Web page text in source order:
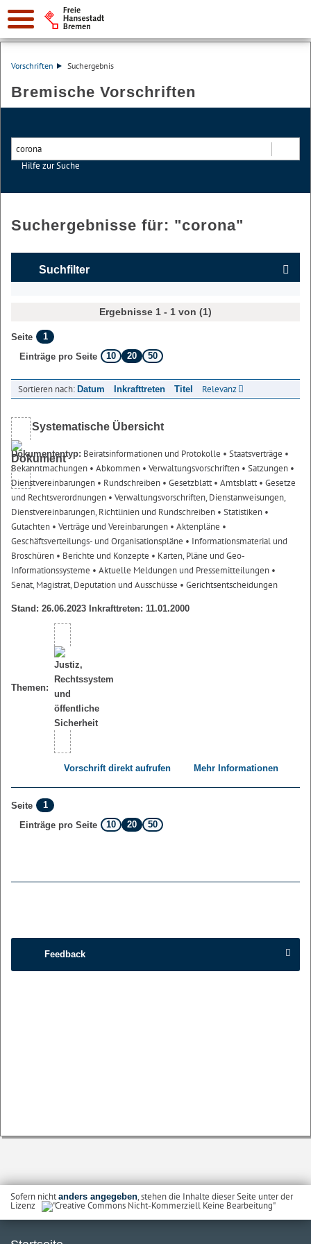
Vorschriften Suchergebnis
Bremische Vorschriften
Hilfe zur Suche
Suchergebnisse für: "corona"
Suchfilter
Ergebnisse 1 - 1 von (1)
Seite
1
Einträge pro Seite
10 20 50
Sortieren nach: Datum Inkrafttreten Titel Relevanz
Systematische Übersicht
Dokumententyp: Beiratsinformationen und Protokolle • Staatsverträge •
Bekanntmachungen • Abkommen • Verwaltungsvorschriften • Satzungen •
Dienstvereinbarungen • Rundschreiben • Gesetzblatt• Amtsblatt• Gesetze
und Rechtsverordnungen • Verwaltungsvorschriften, Dienstanweisungen,
Dienstvereinbarungen, Richtlinien und Rundschreiben • Statistiken •
Gutachten • Verträge und Vereinbarungen • Aktenpläne •
Geschäftsverteilungs- und Organisationspläne • Informationsmaterial und
Broschüren • Berichte und Konzepte • Karten, Pläne und Geo-
Informationssysteme • Aktuelle Meldungen und Pressemitteilungen •
Senat, Magistrat, Deputation und Ausschüsse • Gerichtsentscheidungen
Stand: 26.06.2023 Inkrafttreten: 11.01.2000
Themen:
Vorschrift direkt aufrufen Mehr Informationen
Seite
1
Einträge pro Seite
10 20 50
Feedback
Sofern nichtanders angegeben, stehen die Inhalte dieser Seite unter der
Lizenz